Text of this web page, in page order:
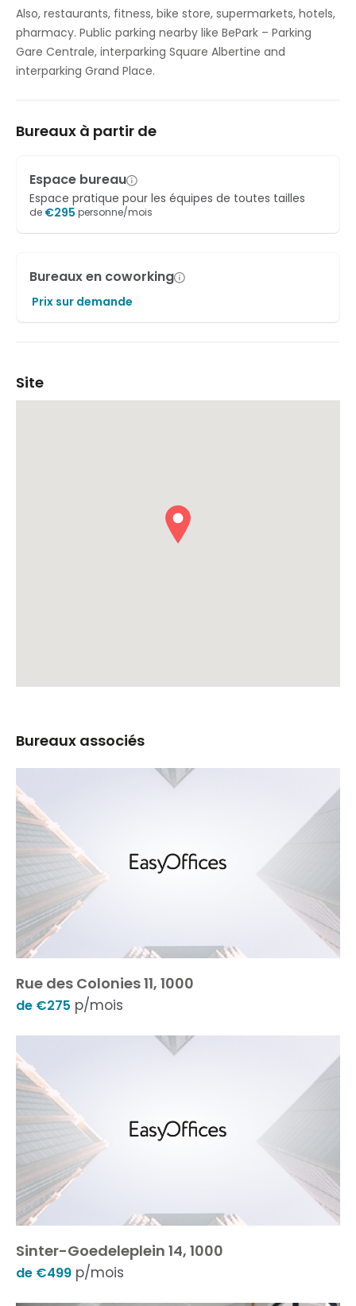
Douches
Contrôle de la température
Also, restaurants, fitness, bike store, supermarkets, hotels,
pharmacy. Public parking nearby like BePark – Parking
Gare Centrale, interparking Square Albertine and
interparking Grand Place.
Bureaux à partir de
Espace bureau
Espace pratique pour les équipes de toutes tailles
de €295 personne/mois
Bureaux en coworking
Prix sur demande
Site
Bureaux associés
Rue des Colonies 11, 1000
de €275 p/mois
Sinter-Goedeleplein 14, 1000
de €499 p/mois